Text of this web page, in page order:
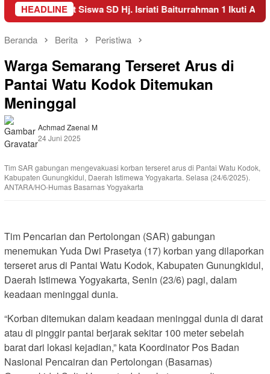
HEADLINE
Empat Siswa SD Hj. Isriati Baiturrahman 1 Ikuti Ajang
Beranda Berita Peristiwa
Warga Semarang Terseret Arus di
Pantai Watu Kodok Ditemukan
Meninggal
Achmad Zaenal M
24 Juni 2025
Tim SAR gabungan mengevakuasi korban terseret arus di Pantai Watu Kodok,
Kabupaten Gunungkidul, Daerah Istimewa Yogyakarta. Selasa (24/6/2025).
ANTARA/HO-Humas Basarnas Yogyakarta
Tim Pencarian dan Pertolongan (SAR) gabungan
menemukan Yuda Dwi Prasetya (17) korban yang dilaporkan
terseret arus di Pantai Watu Kodok, Kabupaten Gunungkidul,
Daerah Istimewa Yogyakarta, Senin (23/6) pagi, dalam
keadaan meninggal dunia.
“Korban ditemukan dalam keadaan meninggal dunia di darat
atau di pinggir pantai berjarak sekitar 100 meter sebelah
barat dari lokasi kejadian,” kata Koordinator Pos Badan
Nasional Pencairan dan Pertolongan (Basarnas)